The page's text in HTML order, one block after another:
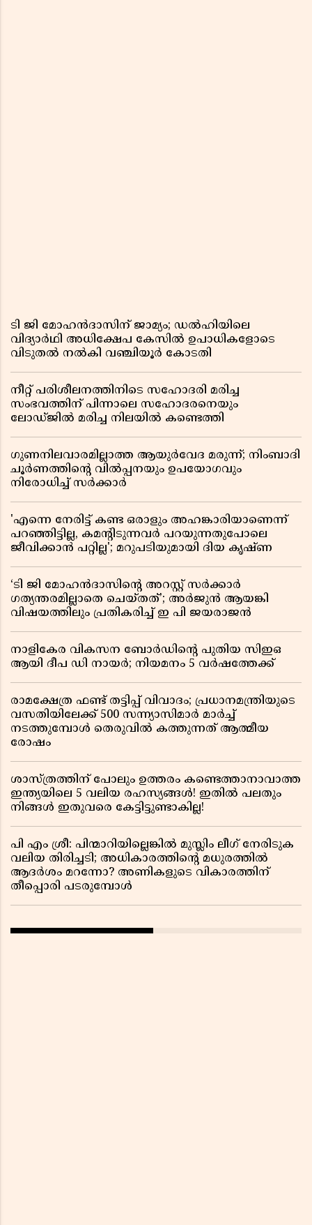
ടി ജി മോഹൻദാസിന് ജാമ്യം; ഡൽഹിയിലെ
വിദ്യാർഥി അധിക്ഷേപ കേസിൽ ഉപാധികളോടെ
വിടുതൽ നൽകി വഞ്ചിയൂർ കോടതി
നീറ്റ് പരിശീലനത്തിനിടെ സഹോദരി മരിച്ച
സംഭവത്തിന് പിന്നാലെ സഹോദരനെയും
ലോഡ്ജിൽ മരിച്ച നിലയിൽ കണ്ടെത്തി
ഗുണനിലവാരമില്ലാത്ത ആയുർവേദ മരുന്ന്; നിംബാദി
ചൂർണത്തിൻ്റെ വിൽപ്പനയും ഉപയോഗവും
നിരോധിച്ച് സർക്കാർ
'എന്നെ നേരിട്ട് കണ്ട ഒരാളും അഹങ്കാരിയാണെന്ന്
പറഞ്ഞിട്ടില്ല, കമൻ്റിടുന്നവർ പറയുന്നതുപോലെ
ജീവിക്കാൻ പറ്റില്ല'; മറുപടിയുമായി ദിയ കൃഷ്ണ
‘ടി ജി മോഹൻദാസിൻ്റെ അറസ്റ്റ് സർക്കാർ
ഗത്യന്തരമില്ലാതെ ചെയ്തത്’; അർജുൻ ആയങ്കി
വിഷയത്തിലും പ്രതികരിച്ച് ഇ പി ജയരാജൻ
നാളികേര വികസന ബോർഡിൻ്റെ പുതിയ സിഇഒ
ആയി ദീപ ഡി നായർ; നിയമനം 5 വർഷത്തേക്ക് ​​​​​​​
രാമക്ഷേത്ര ഫണ്ട് തട്ടിപ്പ് വിവാദം; പ്രധാനമന്ത്രിയുടെ
വസതിയിലേക്ക് 500 സന്ന്യാസിമാർ മാർച്ച്
നടത്തുമ്പോൾ തെരുവിൽ കത്തുന്നത് ആത്മീയ
രോഷം
ശാസ്ത്രത്തിന് പോലും ഉത്തരം കണ്ടെത്താനാവാത്ത
ഇന്ത്യയിലെ 5 വലിയ രഹസ്യങ്ങൾ! ഇതിൽ പലതും
നിങ്ങൾ ഇതുവരെ കേട്ടിട്ടുണ്ടാകില്ല!
പി എം ശ്രീ: പിന്മാറിയില്ലെങ്കിൽ മുസ്ലിം ലീഗ് നേരിടുക
വലിയ തിരിച്ചടി; അധികാരത്തിന്റെ മധുരത്തിൽ
ആദർശം മറന്നോ? അണികളുടെ വികാരത്തിന്
തീപ്പൊരി പടരുമ്പോൾ